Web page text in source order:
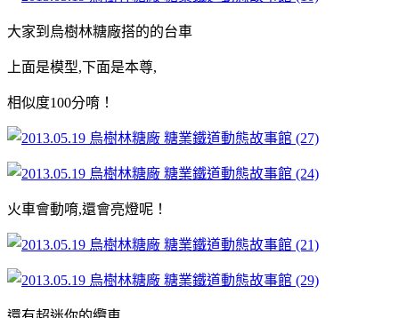
大家到烏樹林糖廠搭的的台車
上面是模型,下面是本尊,
相似度100分唷！
火車會動唷,還會亮燈呢！